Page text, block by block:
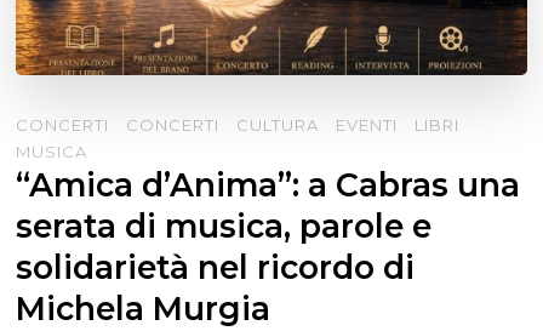
CONCERTI CONCERTI CULTURA EVENTI
LIBRI
MUSICA
“Amica d’Anima”: a Cabras una
serata di musica, parole e
solidarietà nel ricordo di
Michela Murgia